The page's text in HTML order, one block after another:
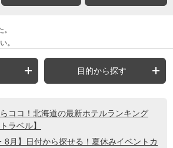
。
目的から探す
ココ！北海道の最新ホテルランキング
ラベル】
8月】日付から探せる！夏休みイベントカ